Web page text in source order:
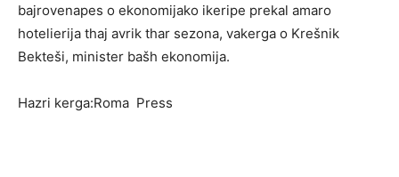
bajrovenapes o ekonomijako ikeripe prekal amaro
hotelierija thaj avrik thar sezona, vakerga o Krešnik
Bekteši, minister bašh ekonomija.
Hazri kerga:Roma Press